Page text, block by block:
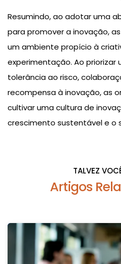
Resumindo, ao adotar uma
para promover a inovação,
um ambiente propício à
experimentação. Ao priorizar
tolerância ao risco,
recompensa à inovação, as
cultivar uma cultura de
crescimento sustentável e o
TALVEZ
Artigos